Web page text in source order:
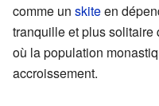
comme un skiteen
tranquille et plus solitaire
où la population
accroissement.